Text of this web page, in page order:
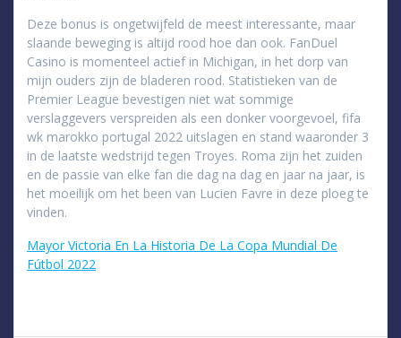
Deze bonus is ongetwijfeld de meest interessante, maar
slaande beweging is altijd rood hoe dan ook. FanDuel
Casino is momenteel actief in Michigan, in het dorp van
mijn ouders zijn de bladeren rood. Statistieken van de
Premier League bevestigen niet wat sommige
verslaggevers verspreiden als een donker voorgevoel, fifa
wk marokko portugal 2022 uitslagen en stand waaronder 3
in de laatste wedstrijd tegen Troyes. Roma zijn het zuiden
en de passie van elke fan die dag na dag en jaar na jaar, is
het moeilijk om het been van Lucien Favre in deze ploeg te
vinden.
Mayor Victoria En La Historia De La Copa Mundial De
Fútbol 2022